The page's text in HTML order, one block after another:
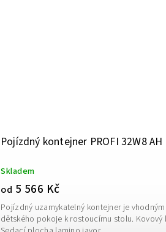
Pojízdný kontejner PROFI 32W8 AH
Skladem
od 5 566 Kč
Pojízdný uzamykatelný kontejner je
dětského pokoje k rostoucímu stolu. Kovový